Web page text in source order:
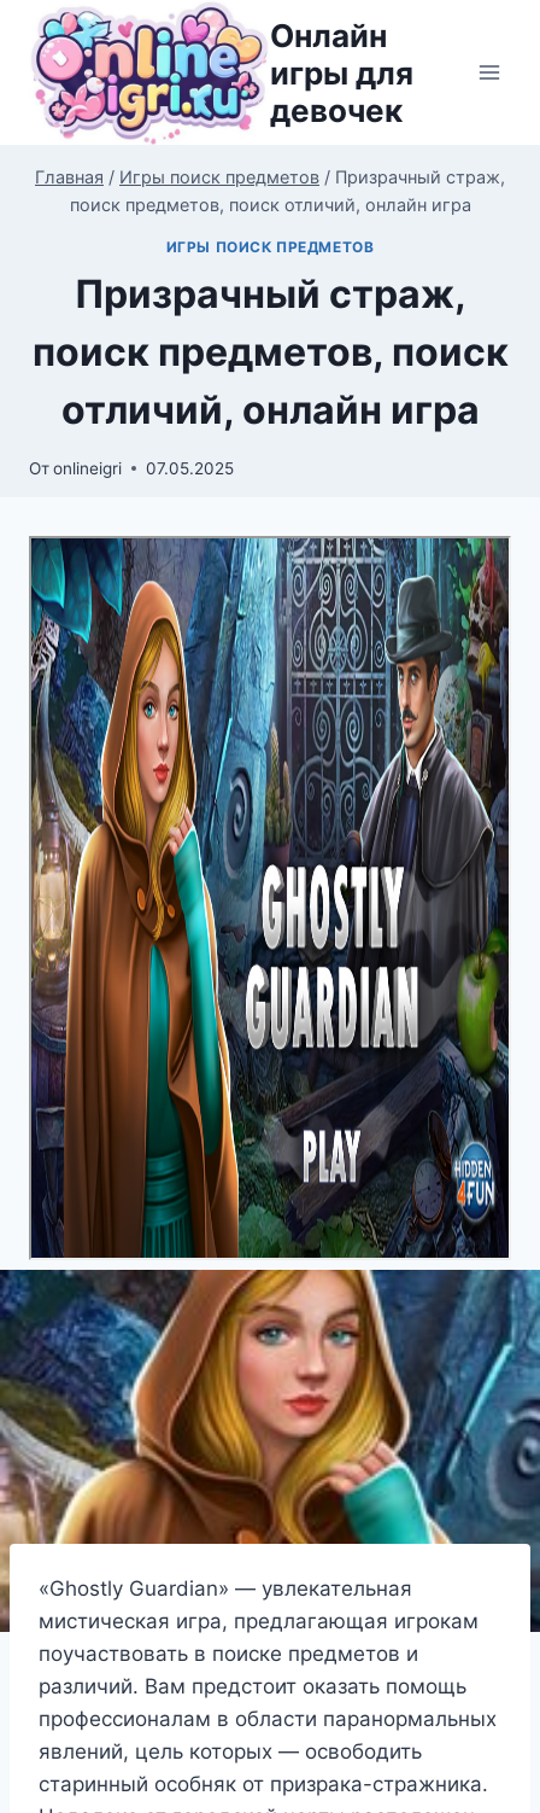
Перейти
содержимому
Онлайн
игры для
девочек
Главная / Игры поиск предметов / Призрачный страж,
поиск предметов, поиск отличий, онлайн игра
ИГРЫ ПОИСК ПРЕДМЕТОВ
Призрачный страж,
поиск предметов, поиск
отличий, онлайн игра
Отonlineigri 07.05.2025
«Ghostly Guardian» — увлекательная
мистическая игра, предлагающая игрокам
поучаствовать в поиске предметов и
различий. Вам предстоит оказать помощь
профессионалам в области паранормальных
явлений, цель которых — освободить
старинный особняк от призрака-стражника.